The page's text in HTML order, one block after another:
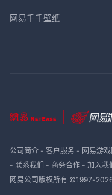
网易千千壁纸
公司简介- 客户服务- 网易游
- 联系我们 - 商务合作- 加入我
网易公司版权所有 ©1997-